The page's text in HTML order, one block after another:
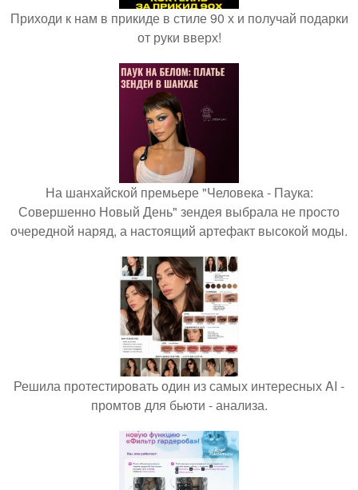
Приходи к нам в прикиде в стиле 90 х и получай подарки
от руки вверх!
На шанхайской премьере "Человека - Паука:
Совершенно Новый День" зендея выбрала не просто
очередной наряд, а настоящий артефакт высокой моды.
Решила протестировать один из самых интересных AI -
промтов для бьюти - анализа.